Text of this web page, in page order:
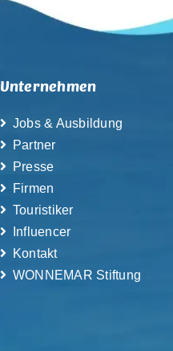
Unternehmen
Jobs & Ausbildung
Partner
Presse
Firmen
Touristiker
Influencer
Kontakt
WONNEMAR Stiftung